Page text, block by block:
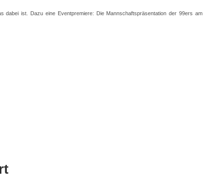
ist. Dazu eine Eventpremiere: Die Mannschaftspräsentation der 99ers